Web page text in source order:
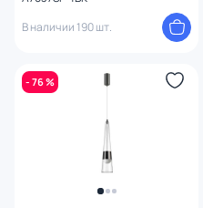
В наличии 190 шт.
- 76 %